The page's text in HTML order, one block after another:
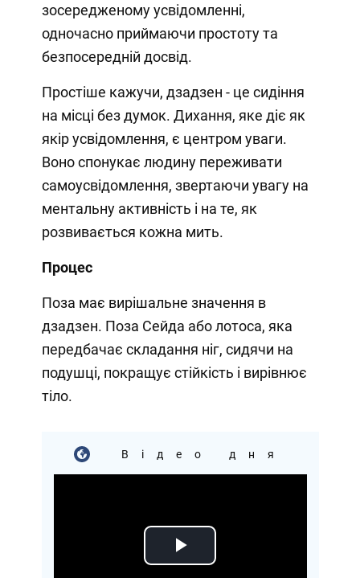
зосередженому усвідомленні,
одночасно приймаючи простоту та
безпосередній досвід.
Простіше кажучи, дзадзен - це сидіння
на місці без думок. Дихання, яке діє як
якір усвідомлення, є центром уваги.
Воно спонукає людину переживати
самоусвідомлення, звертаючи увагу на
ментальну активність і на те, як
розвивається кожна мить.
Процес
Поза має вирішальне значення в
дзадзен. Поза Сейда або лотоса, яка
передбачає складання ніг, сидячи на
подушці, покращує стійкість і вирівнює
тіло.
Відео дня
Play